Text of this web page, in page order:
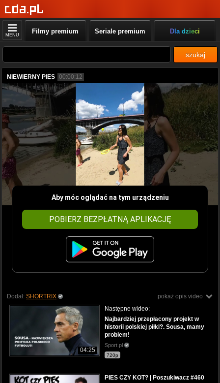
MENU Filmy premium Seriale premium Dla dzieci
szukaj
NIEWIERNY PIES 00:00:12
Aby móc oglądać na tym urządzeniu
POBIERZ BEZPŁATNĄ APLIKACJĘ
pokaż opis video
Dodał: SHORTRIX
04:25
Następne wideo:
Najbardziej przepłacony projekt w
historii polskiej piłki?. Sousa, mamy
problem!
Sport.pl
720p
PIES CZY KOT? | Poszukiwacz #460